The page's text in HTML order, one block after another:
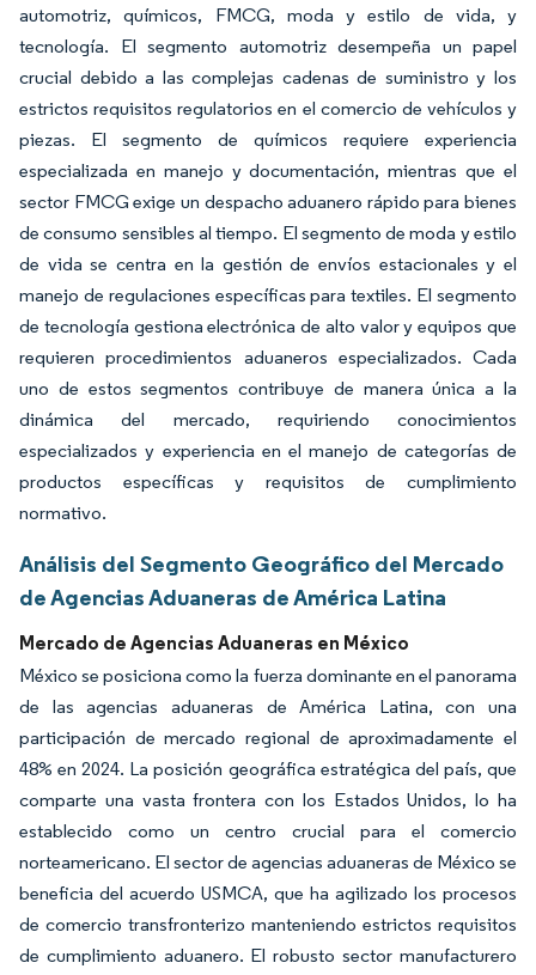
automotriz, químicos, FMCG, moda y estilo de vida, y
tecnología. El segmento automotriz desempeña un papel
crucial debido a las complejas cadenas de suministro y los
estrictos requisitos regulatorios en el comercio de vehículos y
piezas. El segmento de químicos requiere experiencia
especializada en manejo y documentación, mientras que el
sector FMCG exige un despacho aduanero rápido para bienes
de consumo sensibles al tiempo. El segmento de moda y estilo
de vida se centra en la gestión de envíos estacionales y el
manejo de regulaciones específicas para textiles. El segmento
de tecnología gestiona electrónica de alto valor y equipos que
requieren procedimientos aduaneros especializados. Cada
uno de estos segmentos contribuye de manera única a la
dinámica del mercado, requiriendo conocimientos
especializados y experiencia en el manejo de categorías de
productos específicas y requisitos de cumplimiento
normativo.
Análisis del Segmento Geográfico del Mercado
de Agencias Aduaneras de América Latina
Mercado de Agencias Aduaneras en México
México se posiciona como la fuerza dominante en el panorama
de las agencias aduaneras de América Latina, con una
participación de mercado regional de aproximadamente el
48% en 2024. La posición geográfica estratégica del país, que
comparte una vasta frontera con los Estados Unidos, lo ha
establecido como un centro crucial para el comercio
norteamericano. El sector de agencias aduaneras de México se
beneficia del acuerdo USMCA, que ha agilizado los procesos
de comercio transfronterizo manteniendo estrictos requisitos
de cumplimiento aduanero. El robusto sector manufacturero